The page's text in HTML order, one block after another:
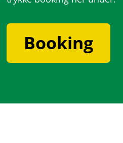
Booking